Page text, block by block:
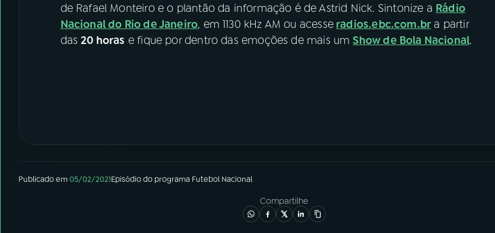
de Rafael Monteiro e o plantão da informação é de Astrid Nick. Sintonize a Rádio
Nacional do Rio de Janeiro, em 1130 kHz AM ou acesse radios.ebc.com.br a partir
das20 horas e fique por dentro das emoções de mais umShow de Bola Nacional.
Publicado em05/02/2021Episódiodo programa Futebol Nacional
Compartilhe